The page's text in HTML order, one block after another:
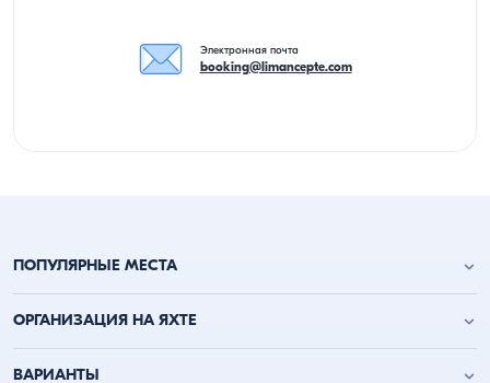
Электронная почта
booking@limancepte.com
ПОПУЛЯРНЫЕ МЕСТА
Анталья аренда яхт
ОРГАНИЗАЦИЯ НА ЯХТЕ
День рождения на яхте
ВАРИАНТЫ